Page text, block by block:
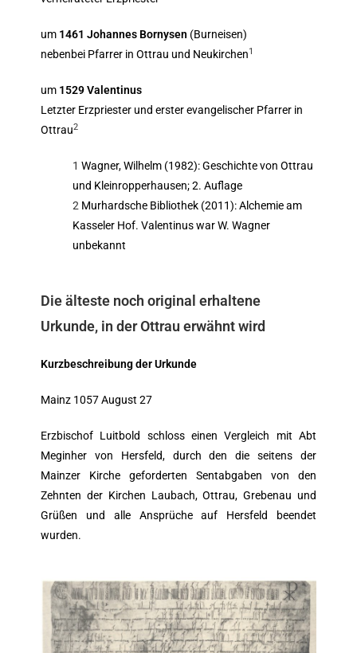
um 1461 Johannes Bornysen (Burneisen)
nebenbei Pfarrer in Ottrau und Neukirchen1
um 1529 Valentinus
Letzter Erzpriester und erster evangelischer Pfarrer in
Ottrau2
1 Wagner, Wilhelm (1982): Geschichte von Ottrau
und Kleinropperhausen; 2. Auflage
2 Murhardsche Bibliothek (2011): Alchemie am
Kasseler Hof. Valentinus war W. Wagner
unbekannt
Die älteste noch original erhaltene
Urkunde, in der Ottrau erwähnt wird
Kurzbeschreibung der Urkunde
Mainz 1057 August 27
Erzbischof Luitbold schloss einen Vergleich mit Abt
Meginher von Hersfeld, durch den die seitens der
Mainzer Kirche geforderten Sentabgaben von den
Zehnten der Kirchen Laubach, Ottrau, Grebenau und
Grüßen und alle Ansprüche auf Hersfeld beendet
wurden.